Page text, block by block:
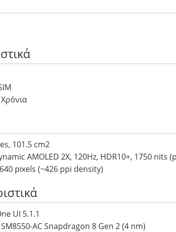
101.5 cm2
AMOLED 2X, 120Hz, HDR10+, 1750 nits
pixels (~426 ppi density)
UI 5.1.1
AC Snapdragon 8 Gen 2 (4 nm)